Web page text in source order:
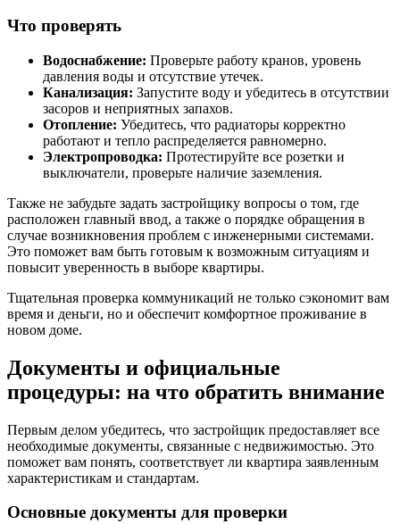
Что проверять
Водоснабжение: Проверьте работу кранов, уровень
давления воды и отсутствие утечек.
Канализация: Запустите воду и убедитесь в отсутствии
засоров и неприятных запахов.
Отопление: Убедитесь, что радиаторы корректно
работают и тепло распределяется равномерно.
Электропроводка: Протестируйте все розетки и
выключатели, проверьте наличие заземления.
Также не забудьте задать застройщику вопросы о том, где
расположен главный ввод, а также о порядке обращения в
случае возникновения проблем с инженерными системами.
Это поможет вам быть готовым к возможным ситуациям и
повысит уверенность в выборе квартиры.
Тщательная проверка коммуникаций не только сэкономит вам
время и деньги, но и обеспечит комфортное проживание в
новом доме.
Документы и официальные
процедуры: на что обратить внимание
Первым делом убедитесь, что застройщик предоставляет все
необходимые документы, связанные с недвижимостью. Это
поможет вам понять, соответствует ли квартира заявленным
характеристикам и стандартам.
Основные документы для проверки